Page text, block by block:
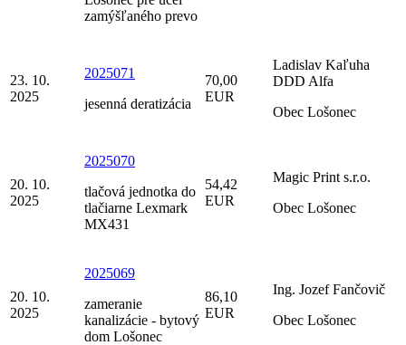
zamýšľaného prevo
23. 10.
2025
2025071
jesenná deratizácia
70,00
EUR
Ladislav Kaľuha
DDD Alfa
Obec Lošonec
20. 10.
2025
2025070
tlačová jednotka do
tlačiarne Lexmark
MX431
54,42
EUR
Magic Print s.r.o.
Obec Lošonec
20. 10.
2025
2025069
zameranie
kanalizácie - bytový
dom Lošonec
86,10
EUR
Ing. Jozef Fančovič
Obec Lošonec